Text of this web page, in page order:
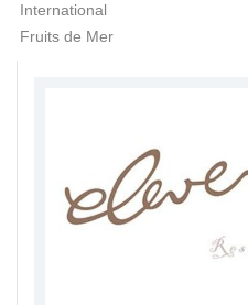
International
Fruits de Mer